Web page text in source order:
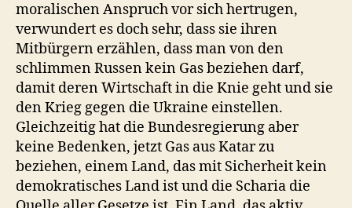
moralischen Anspruch vor sich hertrugen,
verwundert es doch sehr, dass sie ihren
Mitbürgern erzählen, dass man von den
schlimmen Russen kein Gas beziehen darf,
damit deren Wirtschaft in die Knie geht und sie
den Krieg gegen die Ukraine einstellen.
Gleichzeitig hat die Bundesregierung aber
keine Bedenken, jetzt Gas aus Katar zu
beziehen, einem Land, das mit Sicherheit kein
demokratisches Land ist und die Scharia die